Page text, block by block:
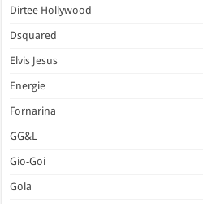
Dirtee Hollywood
Dsquared
Elvis Jesus
Energie
Fornarina
GG&L
Gio-Goi
Gola